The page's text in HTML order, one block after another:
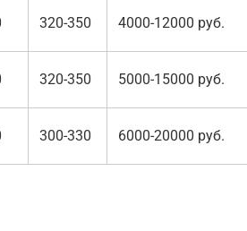
320-350 4000-12000 руб.
320-350 5000-15000 руб.
300-330 6000-20000 руб.